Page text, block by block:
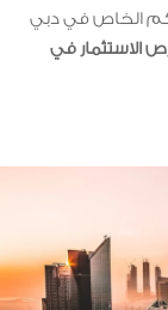
الخاص في دبي
الاستثمار في